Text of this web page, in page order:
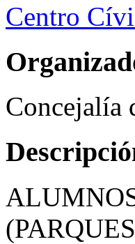
Centro
Concejalía